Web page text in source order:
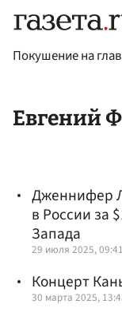
Покушение на
Евгений
Дженнифер
в России за
Запада
29 июля 2025, 09:41
Концерт
30 марта 2025,